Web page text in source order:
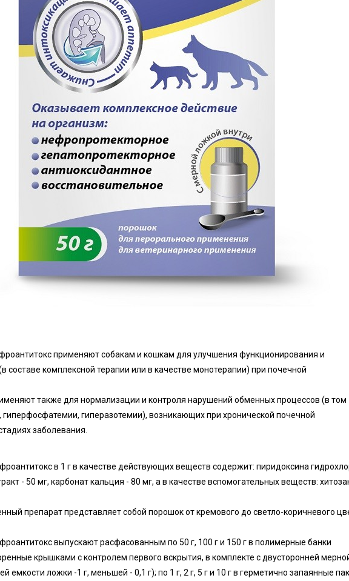
применяют собакам и кошкам для улучшения функционирования и
составе комплексной терапии или в качестве монотерапии) при почечной
также для нормализации и контроля нарушений обменных процессов (в том
гиперфосфатемии, гиперазотемии), возникающих при хронической почечной
заболевания.
в 1 г в качестве действующих веществ содержит: пиридоксина
- 50 мг, карбонат кальция - 80 мг, а в качестве вспомогательных веществ:
препарат представляет собой порошок от кремового до светло-коричневого
выпускают расфасованным по 50 г, 100 г и 150 г в полимерные банки
крышками с контролем первого вскрытия, в комплекте с двусторонней
емкости ложки -1 г, меньшей - 0,1 г); по 1 г, 2 г, 5 г и 10 г в герметично запаянные